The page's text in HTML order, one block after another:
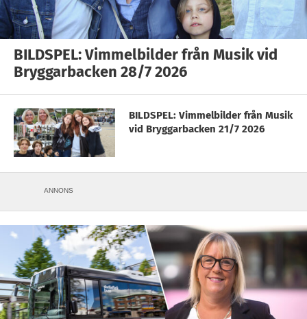
BILDSPEL: Vimmelbilder från Musik vid
Bryggarbacken 28/7 2026
BILDSPEL: Vimmelbilder från Musik
vid Bryggarbacken 21/7 2026
ANNONS